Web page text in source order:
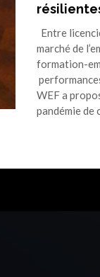
Entre
marché de
formation-
WEF a
pandémie de